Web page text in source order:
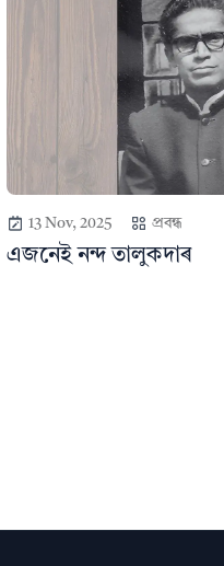
13 Nov, 2025 প্ৰবন্ধ
এজনেই নন্দ তালুকদাৰ